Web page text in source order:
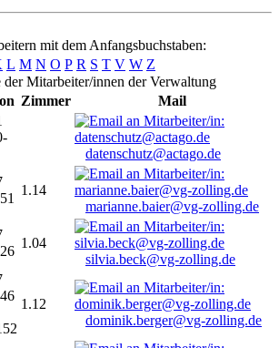
mit dem Anfangsbuchstaben:
L M N O P R S T V W Z
der Mitarbeiter/innen der Verwaltung
Zimmer
Mail
datenschutz@actago.de
1.14
marianne.baier@vg-zolling.de
1.04
silvia.beck@vg-zolling.de
1.12
dominik.berger@vg-zolling.de